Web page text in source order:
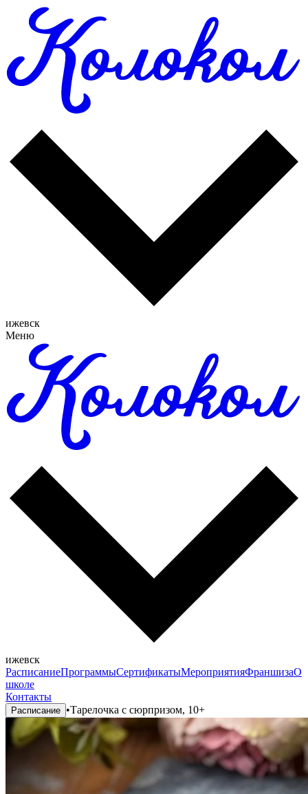
ижевск
Меню
ижевск
РасписаниеПрограммыСертификатыМероприятияФраншизаО
школе
Контакты
Расписание •Тарелочка с сюрпризом, 10+